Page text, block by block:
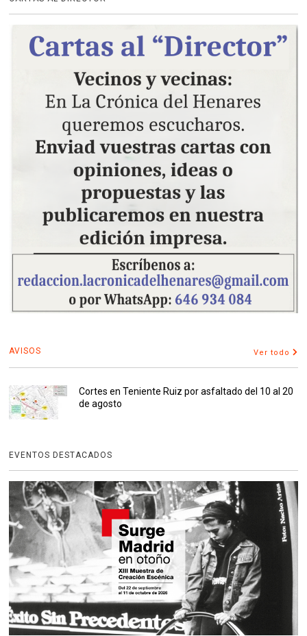
AVISOS Ver todo
Cortes en Teniente Ruiz por asfaltado del 10 al 20
de agosto
EVENTOS DESTACADOS